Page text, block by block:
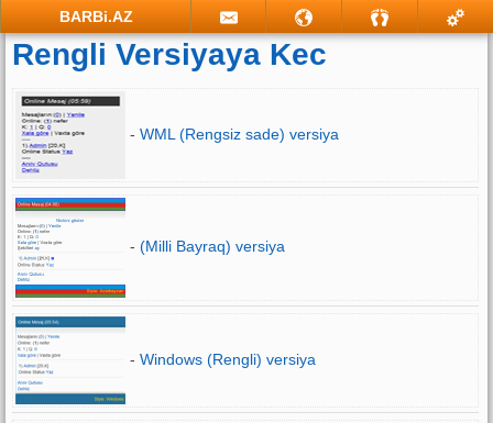
BARBi.AZ
Rengli Versiyaya Kec
- WML (Rengsiz sade) versiya
- (Milli Bayraq) versiya
- Windows (Rengli) versiya